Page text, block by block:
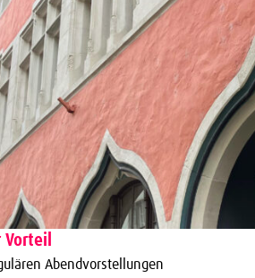
Abendvorstellungen